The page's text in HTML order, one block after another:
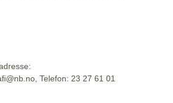
Telefon: 23 27 61 01